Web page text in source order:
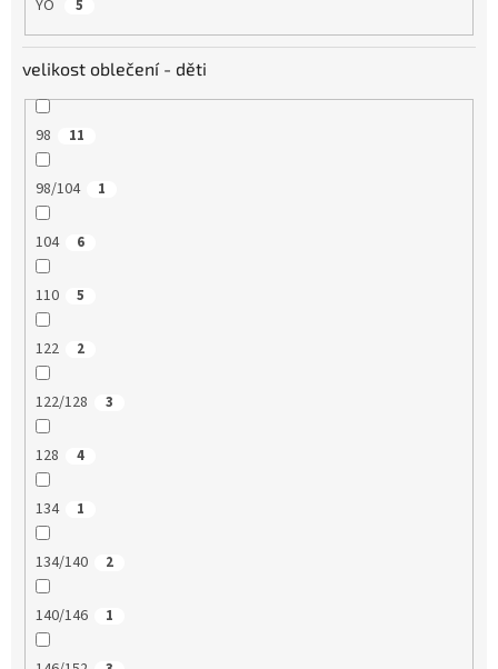
YO 5
velikost oblečení - děti
98 11
98/104 1
104 6
110 5
122 2
122/128 3
128 4
134 1
134/140 2
140/146 1